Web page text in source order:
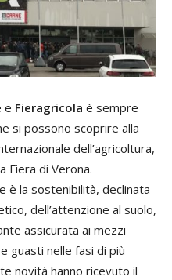
e Fieragricola è sempre
si possono scoprire alla
dell’agricoltura,
Fiera di Verona.
è la sostenibilità, declinata
dell’attenzione al suolo,
assicurata ai mezzi
guasti nelle fasi di più
novità hanno ricevuto il